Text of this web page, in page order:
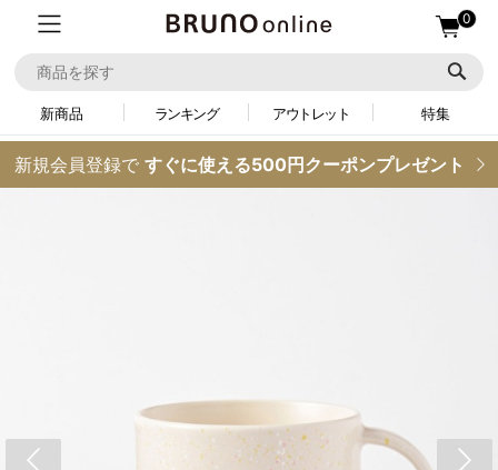
0
新商品 ランキング アウトレット 特集
新規会員登録で すぐに使える500円クーポンプレゼント